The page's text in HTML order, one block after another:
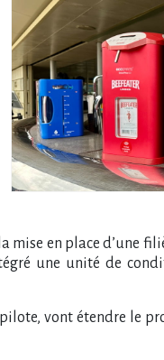
mise en place d’une
une unité de
vont étendre le